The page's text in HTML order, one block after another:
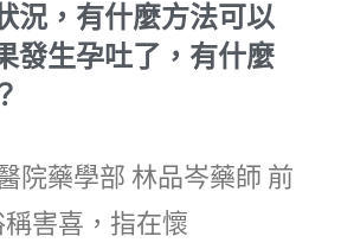
況，有什麼方法可以
發生孕吐了，有什麼
院藥學部 林品岑藥師 前
喜，指在懷